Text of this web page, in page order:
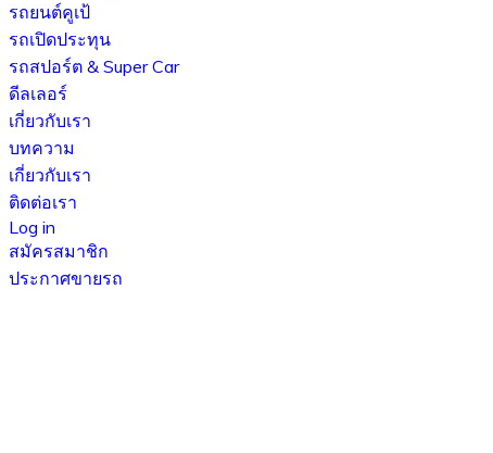
รถยนต์คูเป้
รถเปิดประทุน
รถสปอร์ต & Super Car
ดีลเลอร์
เกี่ยวกับเรา
บทความ
เกี่ยวกับเรา
ติดต่อเรา
Log in
สมัครสมาชิก
ประกาศขายรถ